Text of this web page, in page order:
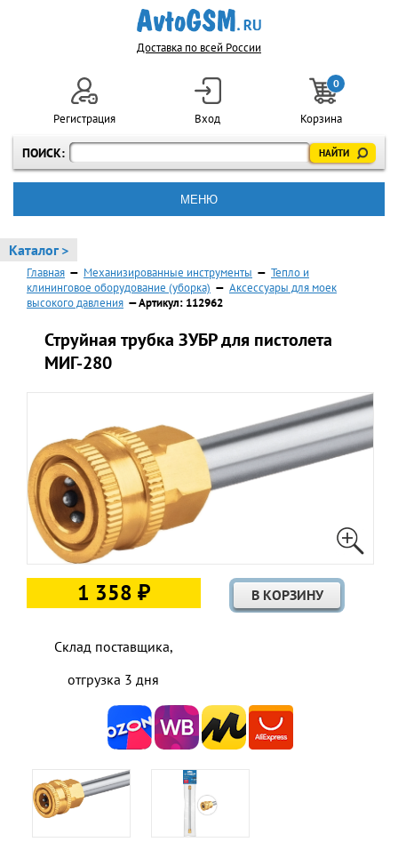
Доставка по всей России
ПОИСК:
Регистрация Вход
0
Корзина
МЕНЮ
Каталог >
Главная — Механизированные инструменты — Тепло и
клининговое оборудование (уборка) — Аксессуары для моек
высокого давления — Артикул: 112962
Струйная трубка ЗУБР для пистолета
МИГ-280
1 358 ₽
Склад поставщика,
отгрузка 3 дня